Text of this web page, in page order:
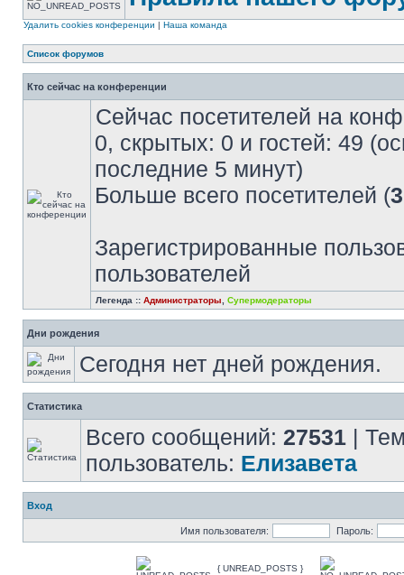
Удалить cookies конференции | Наша команда
Список форумов
Кто сейчас на конференции
Сейчас посетителей на
0, скрытых: 0 и гостей: 49
последние 5 минут)
Больше всего посетителей (
Зарегистрированные
пользователей
Легенда :: Администраторы Супермодераторы
Дни рождения
Сегодня нет дней рождения.
Статистика
Всего сообщений: 27531 |
пользователь: Елизавета
Вход
Имя пользователя: Пароль:
{ UNREAD_POSTS }